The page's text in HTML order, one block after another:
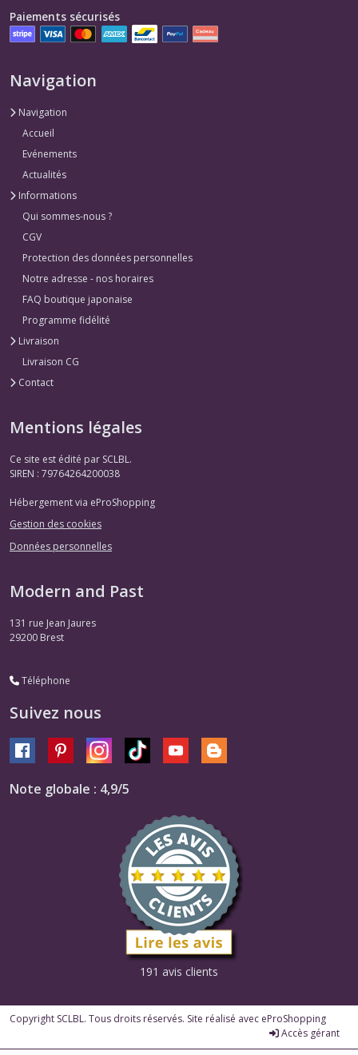
Paiements sécurisés
Navigation
Navigation
Accueil
Evénements
Actualités
Informations
Qui sommes-nous ?
CGV
Protection des données personnelles
Notre adresse - nos horaires
FAQ boutique japonaise
Programme fidélité
Livraison
Livraison CG
Contact
Mentions légales
Ce site est édité par SCLBL.
SIREN : 79764264200038
Hébergement via eProShopping
Gestion des cookies
Données personnelles
Modern and Past
131 rue Jean Jaures
29200 Brest
Téléphone
Suivez nous
Note globale : 4,9/5
191 avis clients
Copyright SCLBL. Tous droits réservés. Site réalisé avec eProShopping
Accès gérant